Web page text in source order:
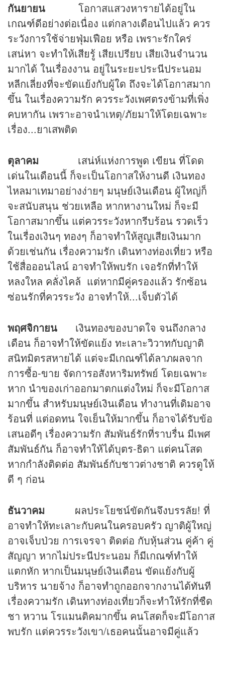
กันยายน
โอกาสแสวงหารายได้อยู่ใน
เกณฑ์ดีอย่างต่อเนื่อง แต่กลางเดือนไปแล้ว ควร
ระวังการใช้จ่ายฟุ่มเฟือย หรือ เพราะรักใคร่
เสน่หา จะทำให้เสียรู้ เสียเปรียบ เสียเงินจำนวน
มากได้ ในเรื่องงาน อยู่ในระยะประนีประนอม
หลีกเลี่ยงที่จะขัดแย้งกับผู้ใด ถึงจะได้โอกาสมาก
ขึ้น ในเรื่องความรัก ควรระวังเพศตรงข้ามที่เพิ่ง
คบหากัน เพราะอาจนำเหตุ/ภัยมาให้โดยเฉพาะ
เรื่อง...ยาเสพติด
ตุลาคม
เสน่ห์แห่งการพูด เขียน ที่โดด
เด่นในเดือนนี้ ก็จะเป็นโอกาสให้งานดี เงินทอง
ไหลมาเทมาอย่างง่ายๆ มนุษย์เงินเดือน ผู้ใหญ่ก็
จะสนับสนุน ช่วยเหลือ หากหางานใหม่ ก็จะมี
โอกาสมากขึ้น แต่ควรระวังหากรีบร้อน รวดเร็ว
ในเรื่องเงินๆ ทองๆ ก็อาจทำให้สูญเสียเงินมาก
ด้วยเช่นกัน เรื่องความรัก เดินทางท่องเที่ยว หรือ
ใช้สื่อออนไลน์ อาจทำให้พบรัก เจอรักที่ทำให้
หลงใหล คลั่งไคล้ แต่หากมีคู่ครองแล้ว รักซ้อน
ซ่อนรักที่ควรระวัง อาจทำให้...เจ็บตัวได้
พฤศจิกายน
เงินทองของบาดใจ จนถึงกลาง
เดือน ก็อาจทำให้ขัดแย้ง ทะเลาะวิวาทกับญาติ
สนิทมิตรสหายได้ แต่จะมีเกณฑ์ได้ลาภผลจาก
การซื้อ-ขาย จัดการอสังหาริมทรัพย์ โดยเฉพาะ
หาก นำของเก่าออกมาตกแต่งใหม่ ก็จะมีโอกาส
มากขึ้น สำหรับมนุษย์เงินเดือน ทำงานที่เดิมอาจ
ร้อนที่ แต่อดทน ใจเย็นให้มากขึ้น ก็อาจได้รับข้อ
เสนอดีๆ เรื่องความรัก สัมพันธ์รักที่ราบรื่น มีเพศ
สัมพันธ์กัน ก็อาจทำให้ได้บุตร-ธิดา แต่คนโสด
หากกำลังติดต่อ สัมพันธ์กับชาวต่างชาติ ควรดูให้
ดี ๆ ก่อน
ธันวาคม
ผลประโยชน์ขัดกันจึงบรรลัย! ที่
อาจทำให้ทะเลาะกับคนในครอบครัว ญาติผู้ใหญ่
อาจเจ็บป่วย การเจรจา ติดต่อ กับหุ้นส่วน คู่ค้า คู่
สัญญา หากไม่ประนีประนอม ก็มีเกณฑ์ทำให้
แตกหัก หากเป็นมนุษย์เงินเดือน ขัดแย้งกับผู้
บริหาร นายจ้าง ก็อาจทำถูกออกจากงานได้ทันที
เรื่องความรัก เดินทางท่องเที่ยวก็จะทำให้รักที่ชืด
ชา หวาน โรแมนติคมากขึ้น คนโสดก็จะมีโอกาส
พบรัก แต่ควรระวังเขา/เธอคนนั้นอาจมีคู่แล้ว